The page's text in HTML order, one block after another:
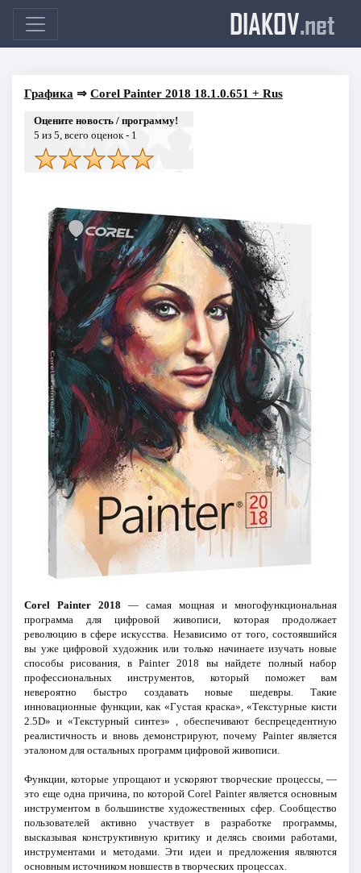
DIAKOV.net
Графика ⇒ Corel Painter 2018 18.1.0.651 + Rus
Оцените новость / программу!
5 из 5, всего оценок - 1
Corel Painter 2018 — самая мощная и многофункциональная
программа для цифровой живописи, которая продолжает
революцию в сфере искусства. Независимо от того, состоявшийся
вы уже цифровой художник или только начинаете изучать новые
способы рисования, в Painter 2018 вы найдете полный набор
профессиональных инструментов, который поможет вам
невероятно быстро создавать новые шедевры. Такие
инновационные функции, как «Густая краска», «Текстурные кисти
2.5D» и «Текстурный синтез» , обеспечивают беспрецедентную
реалистичность и вновь демонстрируют, почему Painter является
эталоном для остальных программ цифровой живописи.
Функции, которые упрощают и ускоряют творческие процессы, —
это еще одна причина, по которой Corel Painter является основным
инструментом в большинстве художественных сфер. Сообщество
пользователей активно участвует в разработке программы,
высказывая конструктивную критику и делясь своими работами,
инструментами и методами. Эти идеи и предложения являются
основным источником новшеств в творческих процессах.